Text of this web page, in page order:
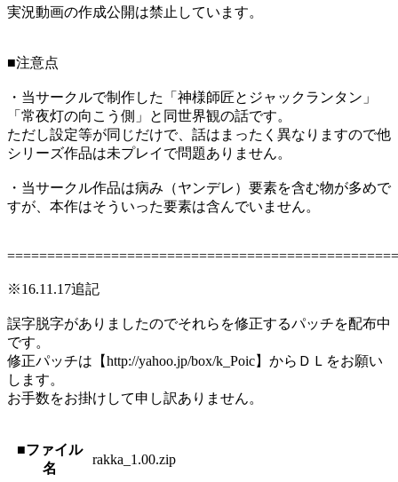
実況動画の作成公開は禁止しています。
■注意点
・当サークルで制作した「神様師匠とジャックランタン」
「常夜灯の向こう側」と同世界観の話です。
ただし設定等が同じだけで、話はまったく異なりますので他
シリーズ作品は未プレイで問題ありません。
・当サークル作品は病み（ヤンデレ）要素を含む物が多めで
すが、本作はそういった要素は含んでいません。
※16.11.17追記
誤字脱字がありましたのでそれらを修正するパッチを配布中
です。
修正パッチは【http://yahoo.jp/box/k_Poic】からＤＬをお願い
します。
お手数をお掛けして申し訳ありません。
■ファイル
名
rakka_1.00.zip